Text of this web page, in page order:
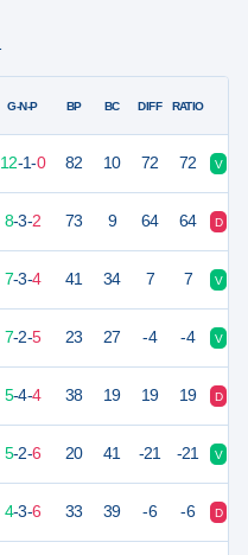
G-N-P BP BC DIFF RATIO
12-1-0 82 10 72 72 V
8-3-2 73 9 64 64 D
7-3-4 41 34 7 7 V
7-2-5 23 27 -4 -4 V
5-4-4 38 19 19 19 D
5-2-6 20 41 -21 -21 V
4-3-6 33 39 -6 -6 D